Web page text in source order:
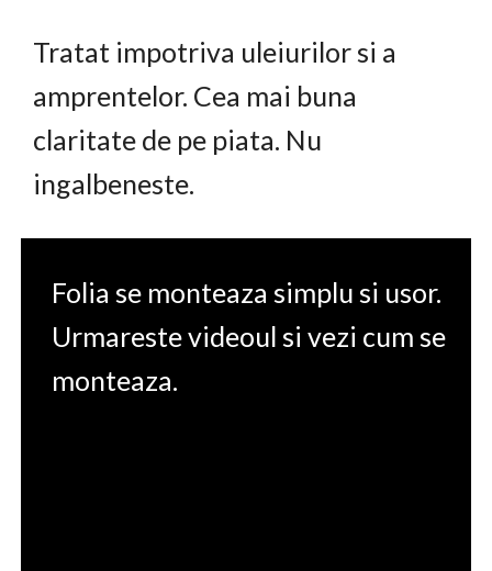
Tratat impotriva uleiurilor si a
amprentelor. Cea mai buna
claritate de pe piata. Nu
ingalbeneste.
Folia se monteaza simplu si usor.
Urmareste videoul si vezi cum se
monteaza.